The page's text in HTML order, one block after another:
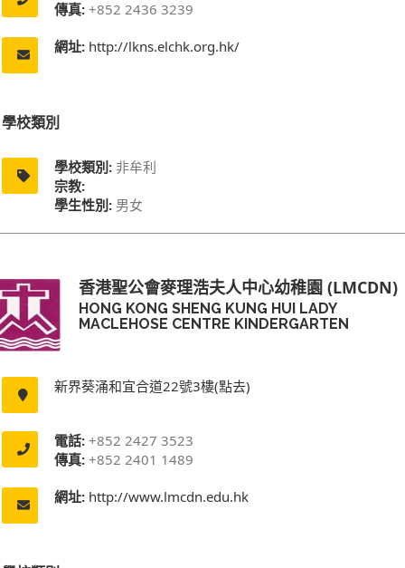
傳真: +852 2436 3239
網址: http://lkns.elchk.org.hk/
學校類別
學校類別: 非牟利
宗教:
學生性別: 男女
香港聖公會麥理浩夫人中心幼稚園 (LMCDN)
HONG KONG SHENG KUNG HUI LADY
MACLEHOSE CENTRE KINDERGARTEN
新界葵涌和宜合道22號3樓(點去)
電話: +852 2427 3523
傳真: +852 2401 1489
網址: http://www.lmcdn.edu.hk